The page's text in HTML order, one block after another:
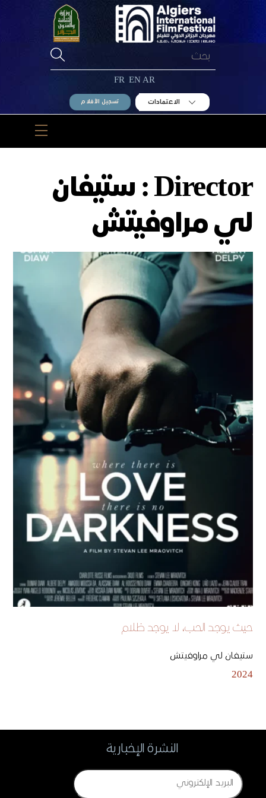
AR
EN
FR
الاعتمادات تسجيل الأفلام
Menu
Director :
ستيفان
لي مراوفيتش
حيث يوجد الحب، لا يوجد ظلام
ستيفان لي مراوفيتش
2024
النشرة الإخبارية
Email